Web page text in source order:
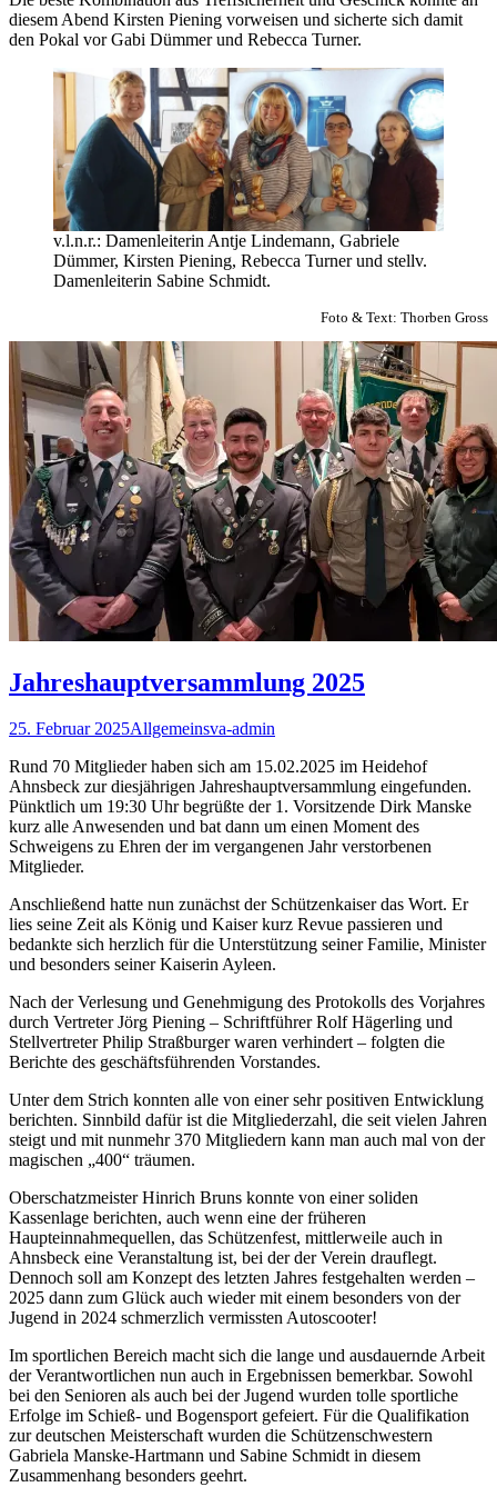
diesem Abend Kirsten Piening vorweisen und sicherte sich damit
den Pokal vor Gabi Dümmer und Rebecca Turner.
v.l.n.r.: Damenleiterin Antje Lindemann, Gabriele
Dümmer, Kirsten Piening, Rebecca Turner und stellv.
Damenleiterin Sabine Schmidt.
Foto & Text: Thorben Gross
Jahreshauptversammlung 2025
25. Februar 2025Allgemeinsva-admin
Rund 70 Mitglieder haben sich am 15.02.2025 im Heidehof
Ahnsbeck zur diesjährigen Jahreshauptversammlung eingefunden.
Pünktlich um 19:30 Uhr begrüßte der 1. Vorsitzende Dirk Manske
kurz alle Anwesenden und bat dann um einen Moment des
Schweigens zu Ehren der im vergangenen Jahr verstorbenen
Mitglieder.
Anschließend hatte nun zunächst der Schützenkaiser das Wort. Er
lies seine Zeit als König und Kaiser kurz Revue passieren und
bedankte sich herzlich für die Unterstützung seiner Familie, Minister
und besonders seiner Kaiserin Ayleen.
Nach der Verlesung und Genehmigung des Protokolls des Vorjahres
durch Vertreter Jörg Piening – Schriftführer Rolf Hägerling und
Stellvertreter Philip Straßburger waren verhindert – folgten die
Berichte des geschäftsführenden Vorstandes.
Unter dem Strich konnten alle von einer sehr positiven Entwicklung
berichten. Sinnbild dafür ist die Mitgliederzahl, die seit vielen Jahren
steigt und mit nunmehr 370 Mitgliedern kann man auch mal von der
magischen „400“ träumen.
Oberschatzmeister Hinrich Bruns konnte von einer soliden
Kassenlage berichten, auch wenn eine der früheren
Haupteinnahmequellen, das Schützenfest, mittlerweile auch in
Ahnsbeck eine Veranstaltung ist, bei der der Verein drauflegt.
Dennoch soll am Konzept des letzten Jahres festgehalten werden –
2025 dann zum Glück auch wieder mit einem besonders von der
Jugend in 2024 schmerzlich vermissten Autoscooter!
Im sportlichen Bereich macht sich die lange und ausdauernde Arbeit
der Verantwortlichen nun auch in Ergebnissen bemerkbar. Sowohl
bei den Senioren als auch bei der Jugend wurden tolle sportliche
Erfolge im Schieß- und Bogensport gefeiert. Für die Qualifikation
zur deutschen Meisterschaft wurden die Schützenschwestern
Gabriela Manske-Hartmann und Sabine Schmidt in diesem
Zusammenhang besonders geehrt.